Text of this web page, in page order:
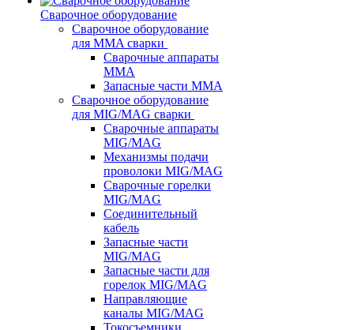
Сварочное оборудование
Сварочное оборудование
для MMA сварки
Сварочные аппараты
MMA
Запасные части MMA
Сварочное оборудование
для MIG/MAG сварки
Сварочные аппараты
MIG/MAG
Механизмы подачи
проволоки MIG/MAG
Сварочные горелки
MIG/MAG
Соединительный
кабель
Запасные части
MIG/MAG
Запасные части для
горелок MIG/MAG
Направляющие
каналы MIG/MAG
Токосъемники